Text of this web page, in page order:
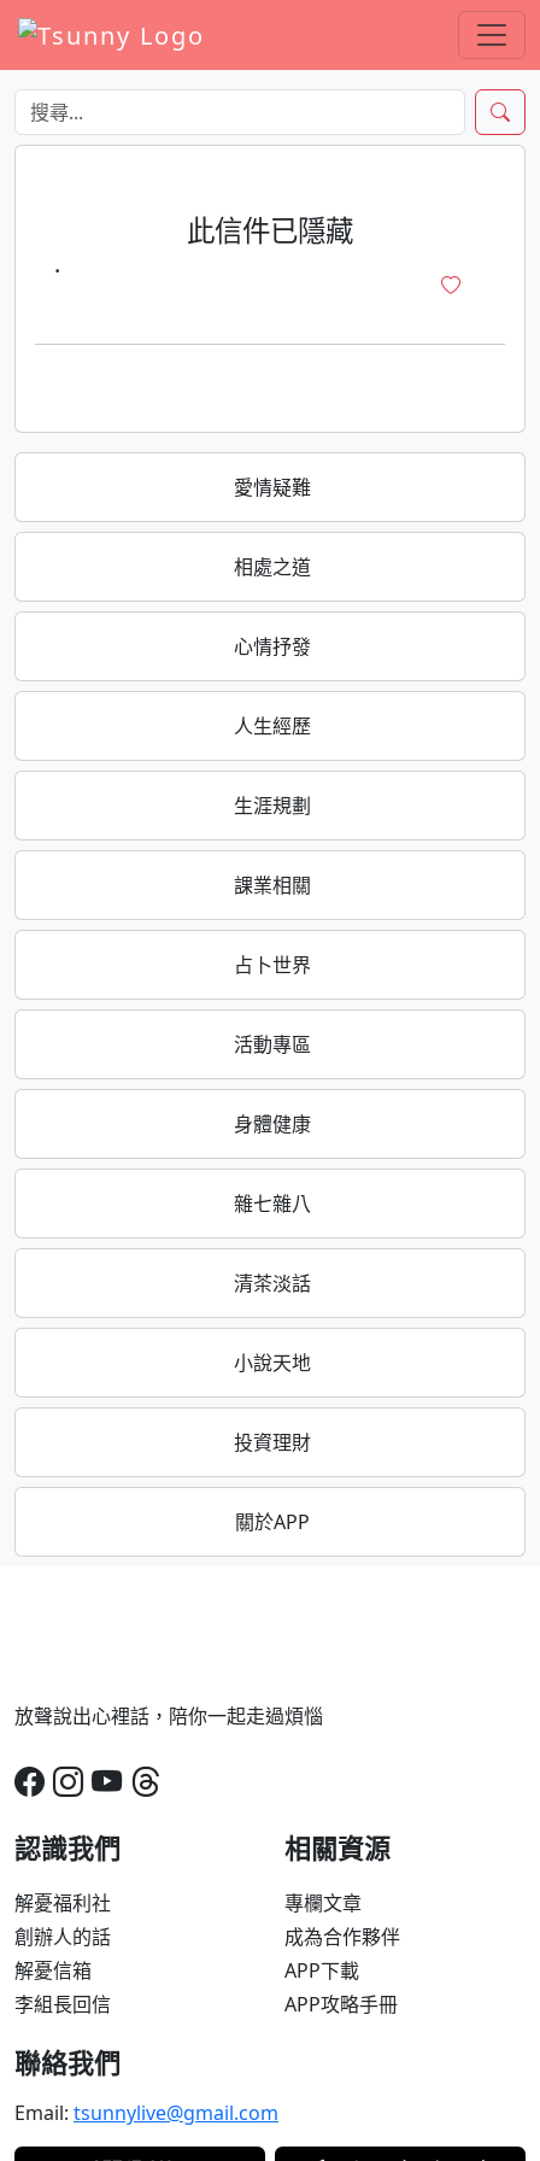
愛情疑難
相處之道
心情抒發
人生經歷
生涯規劃
課業相關
占卜世界
活動專區
身體健康
雜七雜八
清茶淡話
小說天地
投資理財
關於APP
此信件已隱藏
·
放聲說出心裡話，陪你一起走過煩惱
認識我們
解憂福利社
創辦人的話
解憂信箱
李組長回信
相關資源
專欄文章
成為合作夥伴
APP下載
APP攻略手冊
聯絡我們
Email: tsunnylive@gmail.com